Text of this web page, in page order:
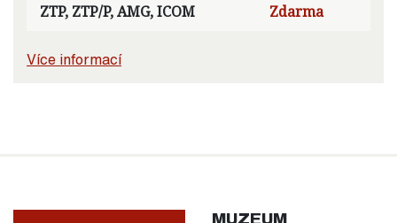
ZTP, ZTP/P, AMG, ICOM Zdarma
Více informací